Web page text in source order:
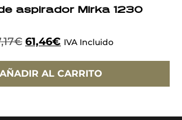
aspirador Mirka 1230
€ 61,46€ IVA Incluido
AÑADIR AL CARRITO